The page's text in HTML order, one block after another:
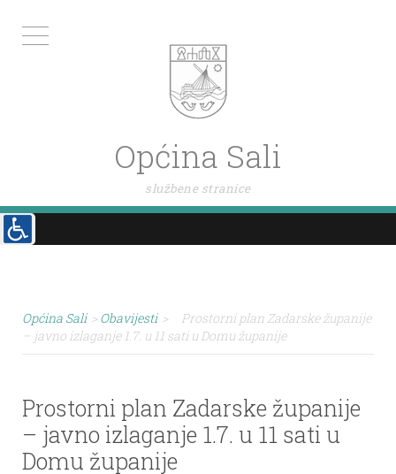
Općina Sali
službene stranice
Općina Sali > Obavijesti >
Prostorni plan Zadarske županije
– javno izlaganje 1.7. u 11 sati u Domu županije
Prostorni plan Zadarske županije
– javno izlaganje 1.7. u 11 sati u
Domu županije